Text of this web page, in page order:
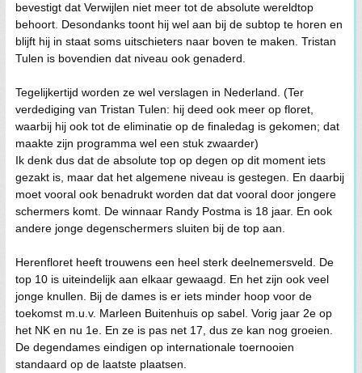
bevestigt dat Verwijlen niet meer tot de absolute wereldtop
behoort. Desondanks toont hij wel aan bij de subtop te horen en
blijft hij in staat soms uitschieters naar boven te maken. Tristan
Tulen is bovendien dat niveau ook genaderd.
Tegelijkertijd worden ze wel verslagen in Nederland. (Ter
verdediging van Tristan Tulen: hij deed ook meer op floret,
waarbij hij ook tot de eliminatie op de finaledag is gekomen; dat
maakte zijn programma wel een stuk zwaarder)
Ik denk dus dat de absolute top op degen op dit moment iets
gezakt is, maar dat het algemene niveau is gestegen. En daarbij
moet vooral ook benadrukt worden dat dat vooral door jongere
schermers komt. De winnaar Randy Postma is 18 jaar. En ook
andere jonge degenschermers sluiten bij de top aan.
Herenfloret heeft trouwens een heel sterk deelnemersveld. De
top 10 is uiteindelijk aan elkaar gewaagd. En het zijn ook veel
jonge knullen. Bij de dames is er iets minder hoop voor de
toekomst m.u.v. Marleen Buitenhuis op sabel. Vorig jaar 2e op
het NK en nu 1e. En ze is pas net 17, dus ze kan nog groeien.
De degendames eindigen op internationale toernooien
standaard op de laatste plaatsen.